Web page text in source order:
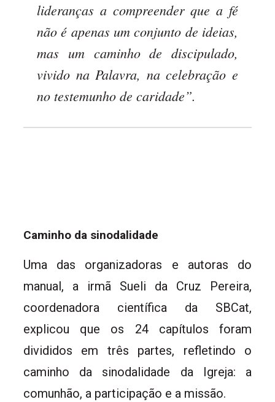
lideranças a compreender que a fé
não é apenas um conjunto de ideias,
mas um caminho de discipulado,
vivido na Palavra, na celebração e
no testemunho de caridade”.
Caminho da sinodalidade
Uma das organizadoras e autoras do
manual, a irmã Sueli da Cruz Pereira,
coordenadora científica da SBCat,
explicou que os 24 capítulos foram
divididos em três partes, refletindo o
caminho da sinodalidade da Igreja: a
comunhão, a participação e a missão.